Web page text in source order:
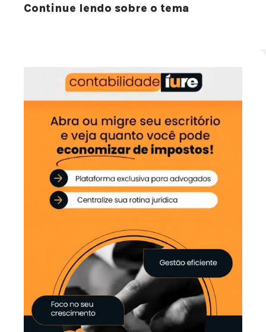
Continue lendo sobre o tema